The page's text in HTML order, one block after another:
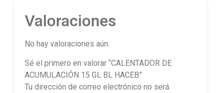
Valoraciones
No hay valoraciones aún.
Sé el primero en valorar “CALENTADOR DE
ACUMULACIÓN 15 GL BL HACEB”
Tu dirección de correo electrónico no será